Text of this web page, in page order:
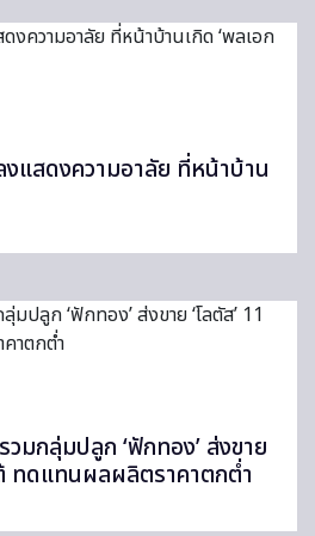
งแสดงความอาลัย ที่หน้าบ้าน
วมกลุ่มปลูก ‘ฟักทอง’ ส่งขาย
ทดแทนผลผลิตราคาตกต่ำ